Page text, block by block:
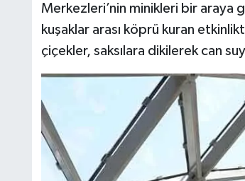
Merkezleri’nin minikleri bir araya
kuşaklar arası köprü kuran
çiçekler, saksılara dikilerek can